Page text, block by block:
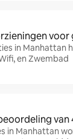
voor
in Manhattan
en Zwembad
van
in Manhattan